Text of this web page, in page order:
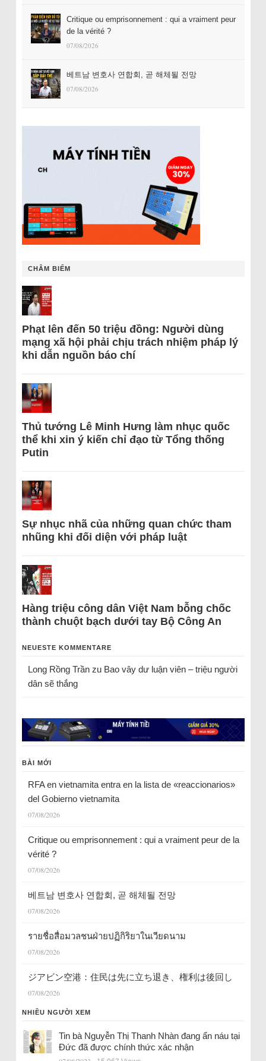
Critique ou emprisonnement : qui a vraiment peur
de la vérité ?
07/08/2026
베트남 변호사 연합회, 곧 해체될 전망
07/08/2026
CHÂM BIẾM
Phạt lên đến 50 triệu đồng: Người dùng
mạng xã hội phải chịu trách nhiệm pháp lý
khi dẫn nguồn báo chí
Thủ tướng Lê Minh Hưng làm nhục quốc
thể khi xin ý kiến chỉ đạo từ Tổng thống
Putin
Sự nhục nhã của những quan chức tham
nhũng khi đối diện với pháp luật
Hàng triệu công dân Việt Nam bỗng chốc
thành chuột bạch dưới tay Bộ Công An
NEUESTE KOMMENTARE
Long Rồng Trầnzu Bao vây dư luận viên – triệu người
dân sẽ thắng
BÀI MỚI
RFA en vietnamita entra en la lista de «reaccionarios»
del Gobierno vietnamita
07/08/2026
Critique ou emprisonnement : qui a vraiment peur de la
vérité ?
07/08/2026
베트남 변호사 연합회, 곧 해체될 전망
07/08/2026
รายชื่อสื่อมวลชนฝ่ายปฏิกิริยาในเวียดนาม
07/08/2026
ジアビン空港：住民は先に立ち退き、権利は後回し
07/08/2026
NHIỀU NGƯỜI XEM
Tin bà Nguyễn Thị Thanh Nhàn đang ẩn náu tại
Đức đã được chính thức xác nhận